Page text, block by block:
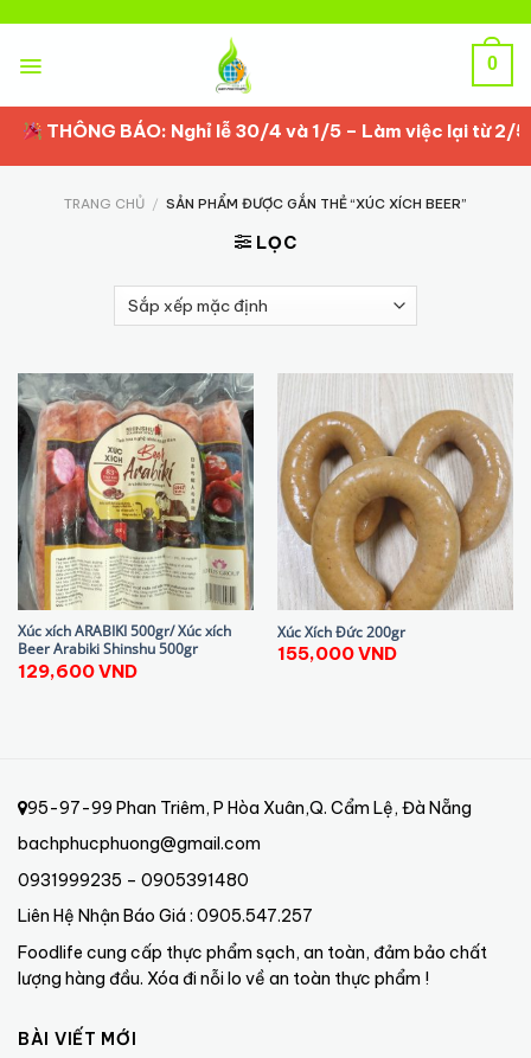
content
0
THÔNG BÁO: Nghỉ lễ 30/4 và 1/5 – Làm việc lại từ 2/
TRANG CHỦ / SẢN PHẨM ĐƯỢC GẮN THẺ “XÚC XÍCH BEER”
LỌC
Xúc xích ARABIKI 500gr/ Xúc xích
Beer Arabiki Shinshu 500gr
129,600VND
Xúc Xích Đức 200gr
155,000VND
95-97-99 Phan Triêm, P Hòa Xuân,Q. Cẩm Lệ, Đà Nẵng
bachphucphuong@gmail.com
0931999235 – 0905391480
Liên Hệ Nhận Báo Giá : 0905.547.257
Foodlife cung cấp thực phẩm sạch, an toàn, đảm bảo chất
lượng hàng đầu. Xóa đi nỗi lo về an toàn thực phẩm !
BÀI VIẾT MỚI